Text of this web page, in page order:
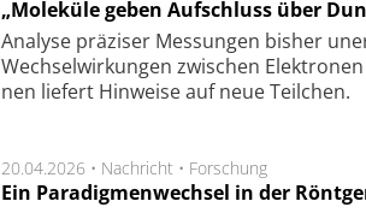
„Moleküle geben Aufschluss über
Analyse prä­zi­ser Mes­sung­en bis­her
Wech­sel­wir­kung­en zwi­schen
nen lie­fert Hin­wei­se auf neue Teil­chen.
20.04.2026 • Nachricht • Forschung
Ein Paradigmenwechsel in der